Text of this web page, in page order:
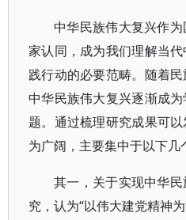
中华民族伟大复兴作
家认同，成为我们理解当
践行动的必要范畴。随着
中华民族伟大复兴逐渐成
题。通过梳理研究成果可
为广阔，主要集中于以下几
其一，关于实现中华
究，认为“以伟大建党精神